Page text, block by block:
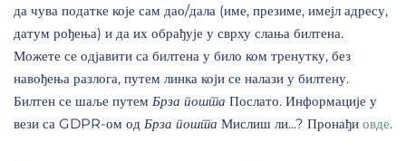
да чува податке које сам дао/дала (име, презиме, имејл адресу,
датум рођења) и да их обрађује у сврху слања билтена.
Можете се одјавити са билтена у било ком тренутку, без
навођења разлога, путем линка који се налази у билтену.
Билтен се шаље путем Брза пошта Послато. Информације у
вези са GDPR-ом од Брза пошта Мислиш ли...? Пронађи овде.